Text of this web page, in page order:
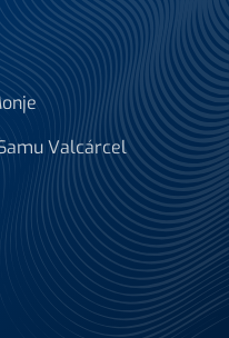
Valcárcel